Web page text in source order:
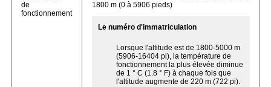
de
fonctionnement
1800 m (0 à 5906 pieds)
Le numéro d'immatriculation
Lorsque l'altitude est de 1800-5000 m
(5906-16404 pi), la température de
fonctionnement la plus élevée diminue
de 1 ° C (1.8 ° F) à chaque fois que
l'altitude augmente de 220 m (722 pi).